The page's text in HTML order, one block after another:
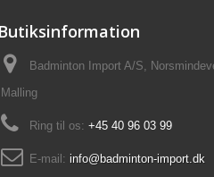
Butiksinformation
Badminton Import A/S,
Malling
Ring til os: +45 40 96 03 99
E-mail: info@badminton-import.dk